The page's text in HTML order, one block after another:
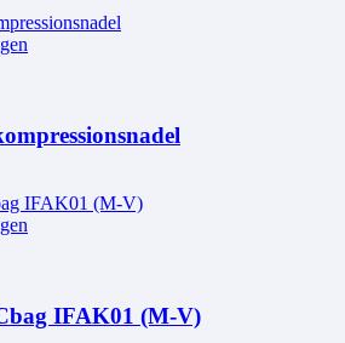
IFAK01 (M-V)